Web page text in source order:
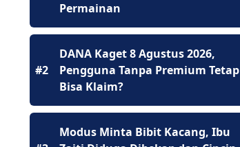
Permainan
#2
DANA Kaget 8 Agustus 2026,
Pengguna Tanpa Premium Tetap
Bisa Klaim?
Modus Minta Bibit Kacang, Ibu